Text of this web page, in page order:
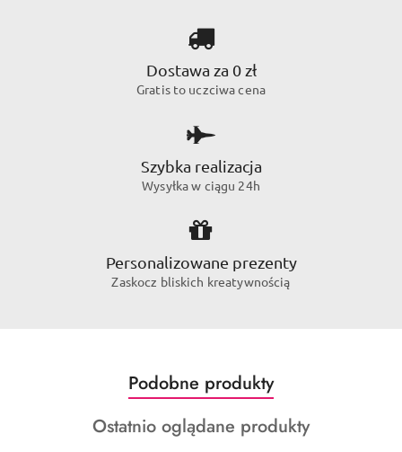
Dostawa za 0 zł
Gratis to uczciwa cena
Szybka realizacja
Wysyłka w ciągu 24h
Personalizowane prezenty
Zaskocz bliskich kreatywnością
Pomiń karuzelę produktów
Produkty
o
statusie:
Podobne produkty
Produkty
Ostatnio oglądane produkty